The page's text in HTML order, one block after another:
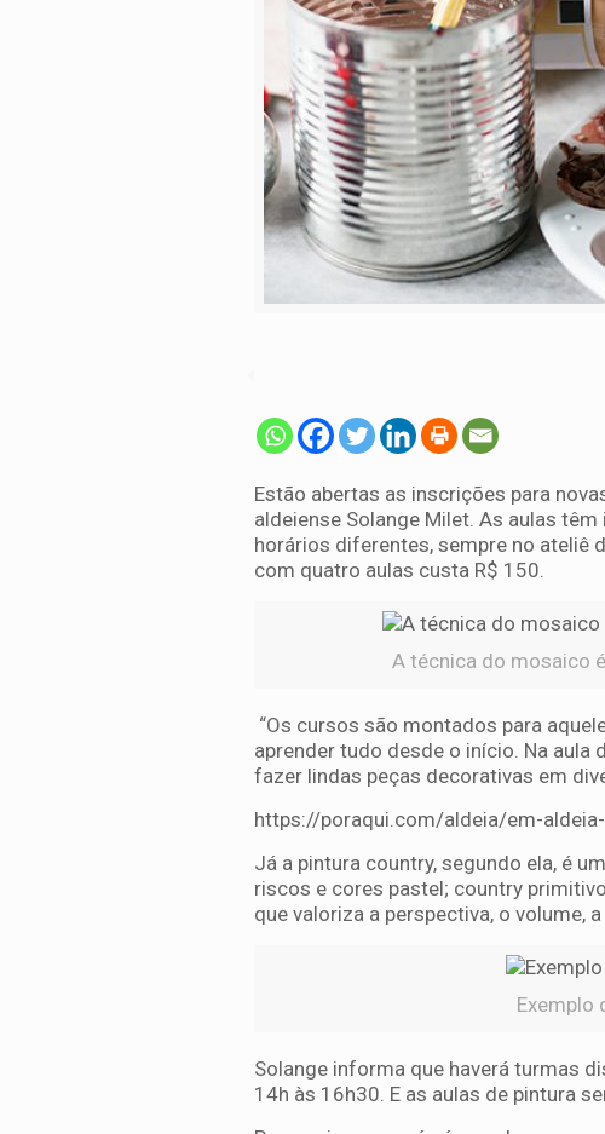
Estão abertas as inscrições para
aldeiense Solange Milet. As aulas
horários diferentes, sempre no ateliê
com quatro aulas custa R$ 150.
A técnica do mosaico
“Os cursos são montados para
aprender tudo desde o início. Na aula
fazer lindas peças decorativas em
https://poraqui.com/aldeia/em-
Já a pintura country, segundo ela, é
riscos e cores pastel; country
que valoriza a perspectiva, o volume,
Exemplo
Solange informa que haverá turmas
14h às 16h30. E as aulas de pintura